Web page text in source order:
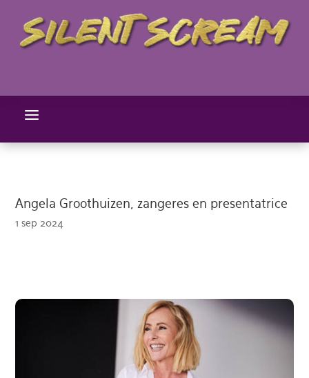
a
Angela Groothuizen, zangeres en presentatrice
1 sep 2024